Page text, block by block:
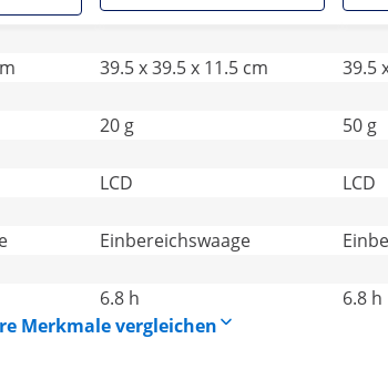
39.5 x 39.5 x 11.5 cm 39.5
20 g 50 g
LCD LCD
Einbereichswaage
6.8 h 6.8 h
Merkmale vergleichen